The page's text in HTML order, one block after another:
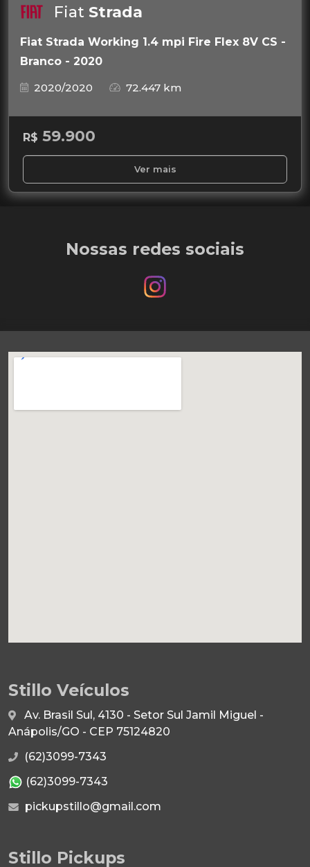
Fiat Strada
Fiat Strada Working 1.4 mpi Fire Flex 8V CS -
Branco - 2020
2020/2020
72.447 km
R$ 59.900
Ver mais
Nossas redes sociais
Stillo Veículos
Av. Brasil Sul, 4130 - Setor Sul Jamil Miguel -
Anápolis/GO - CEP 75124820
(62)3099-7343
(62)3099-7343
pickupstillo@gmail.com
Stillo Pickups